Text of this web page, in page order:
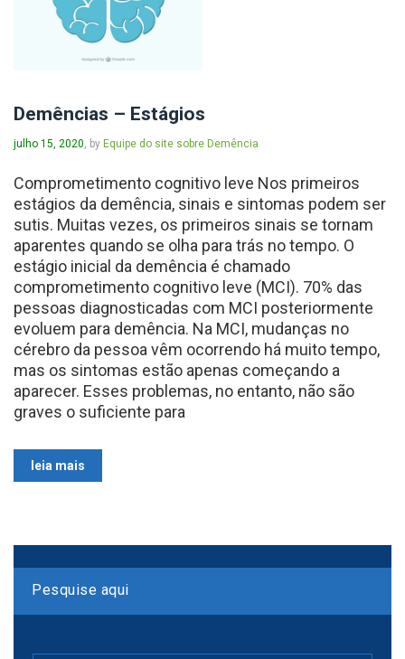
Demências – Estágios
julho 15, 2020 , by Equipe do site sobre Demência
Comprometimento cognitivo leve Nos primeiros
estágios da demência, sinais e sintomas podem ser
sutis. Muitas vezes, os primeiros sinais se tornam
aparentes quando se olha para trás no tempo. O
estágio inicial da demência é chamado
comprometimento cognitivo leve (MCI). 70% das
pessoas diagnosticadas com MCI posteriormente
evoluem para demência. Na MCI, mudanças no
cérebro da pessoa vêm ocorrendo há muito tempo,
mas os sintomas estão apenas começando a
aparecer. Esses problemas, no entanto, não são
graves o suficiente para
leia mais
Pesquise aqui